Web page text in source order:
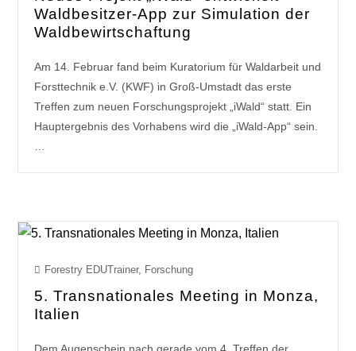
Waldbesitzer-App zur Simulation der
Waldbewirtschaftung
Am 14. Februar fand beim Kuratorium für Waldarbeit und
Forsttechnik e.V. (KWF) in Groß-Umstadt das erste
Treffen zum neuen Forschungsprojekt „iWald“ statt. Ein
Hauptergebnis des Vorhabens wird die „iWald-App“ sein.
…
Forestry EDUTrainer, Forschung
5. Transnationales Meeting in Monza,
Italien